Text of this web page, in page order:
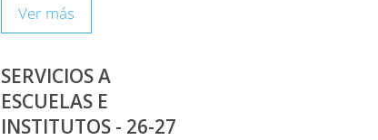
Ver más
SERVICIOS A
ESCUELAS E
INSTITUTOS - 26-27